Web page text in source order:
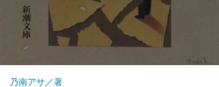
乃南アサ／著